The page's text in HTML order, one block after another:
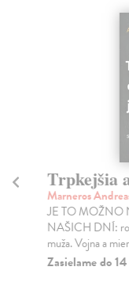
Trpkejšia
Marneros
JE TO MOŽNO
NAŠICH DNÍ:
muža. Vojna a
Zasielame do